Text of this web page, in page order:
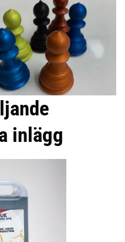
inlägg